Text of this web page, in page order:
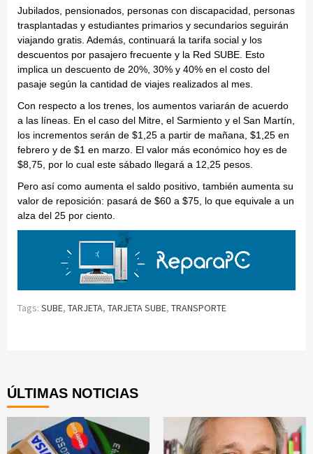
Jubilados, pensionados, personas con discapacidad, personas
trasplantadas y estudiantes primarios y secundarios seguirán
viajando gratis. Además, continuará la tarifa social y los
descuentos por pasajero frecuente y la Red SUBE. Esto
implica un descuento de 20%, 30% y 40% en el costo del
pasaje según la cantidad de viajes realizados al mes.
Con respecto a los trenes, los aumentos variarán de acuerdo
a las líneas. En el caso del Mitre, el Sarmiento y el San Martín,
los incrementos serán de $1,25 a partir de mañana, $1,25 en
febrero y de $1 en marzo. El valor más económico hoy es de
$8,75, por lo cual este sábado llegará a 12,25 pesos.
Pero así como aumenta el saldo positivo, también aumenta su
valor de reposición: pasará de $60 a $75, lo que equivale a un
alza del 25 por ciento.
Tags: SUBE, TARJETA, TARJETA SUBE, TRANSPORTE
ÚLTIMAS NOTICIAS